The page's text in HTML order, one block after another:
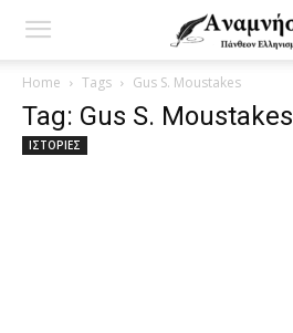
Home Tags Gus S. Moustakes
Tag: Gus S. Moustakes
ΙΣΤΟΡΙΕΣ